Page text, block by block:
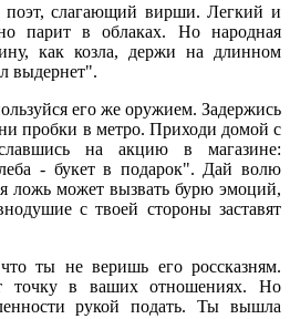
слагающий вирши. Легкий и
парит в облаках. Но народная
как козла, держи на длинном
выдернет".
его же оружием. Задержись
пробки в метро. Приходи домой с
на акцию в магазине:
- букет в подарок". Дай волю
ложь может вызвать бурю эмоций,
с твоей стороны заставят
ты не веришь его россказням.
точку в ваших отношениях. Но
рукой подать. Ты вышла